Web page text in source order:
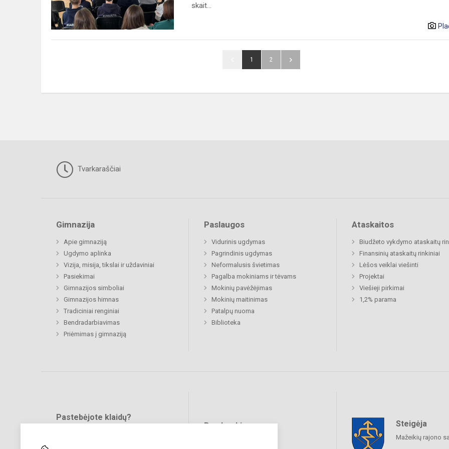
skait...
1 2
Tvarkaraščiai
Gimnazija
Apie gimnaziją
Ugdymo aplinka
Vizija, misija, tikslai ir uždaviniai
Pasiekimai
Gimnazijos simboliai
Gimnazijos himnas
Tradiciniai renginiai
Bendradarbiavimas
Priėmimas į gimnaziją
Paslaugos
Vidurinis ugdymas
Pagrindinis ugdymas
Neformalusis švietimas
Pagalba mokiniams ir tėvams
Mokinių pavėžėjimas
Mokinių maitinimas
Patalpų nuoma
Biblioteka
Ataskaitos
Biudžeto vykdymo ataskaitų
Finansinių ataskaitų rinkiniai
Lėšos veiklai viešinti
Projektai
Viešieji pirkimai
1,2% parama
Pastebėjote klaidų?
Bendraukime Steigėja
Mažeikių rajono